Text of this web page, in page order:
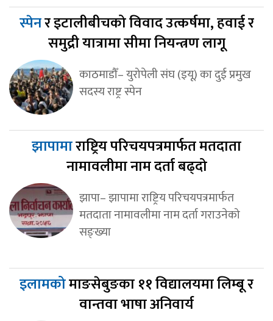
स्पेनर इटालीबीचको विवाद उत्कर्षमा, हवाई र
समुद्री यात्रामा सीमा नियन्त्रण लागू
काठमाडौँ– युरोपेली संघ (इयू) का दुई प्रमुख
सदस्य राष्ट्र स्पेन
झापामाराष्ट्रिय परिचयपत्रमार्फत मतदाता
नामावलीमा नाम दर्ता बढ्दो
झापा– झापामा राष्ट्रिय परिचयपत्रमार्फत
मतदाता नामावलीमा नाम दर्ता गराउनेको
सङ्ख्या
इलामकोमाङसेबुङका ११ विद्यालयमा लिम्बू र
वान्तवा भाषा अनिवार्य